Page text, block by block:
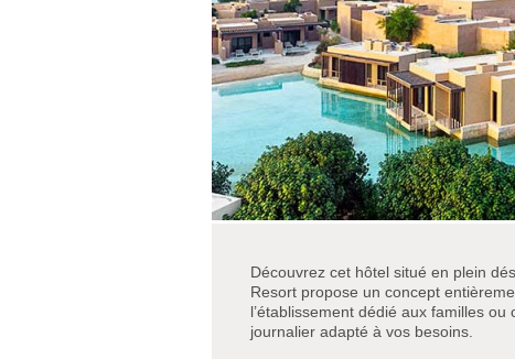
Découvrez cet hôtel situé en plein
Resort propose un concept
l’établissement dédié aux familles
journalier adapté à vos besoins.